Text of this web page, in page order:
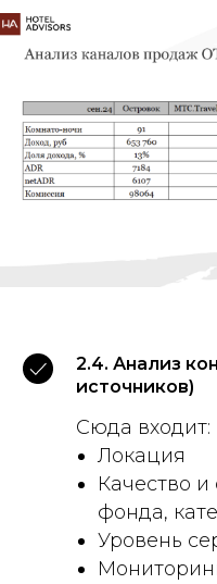
2.4. Анализ
источников)
Сюда входит:
Локация
Качество
фонда,
Уровень